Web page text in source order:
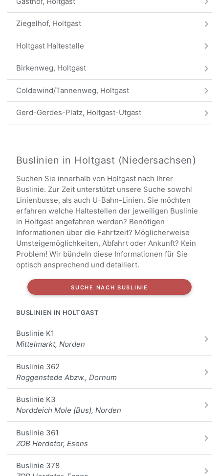
Ziegelhof, Holtgast
Holtgast Haltestelle
Birkenweg, Holtgast
Coldewind/Tannenweg, Holtgast
Gerd-Gerdes-Platz, Holtgast-Utgast
Holtgast Grundschule
Damsum Ort, Holtgast
Damsum Deich, Holtgast
Gründeich Abzw. Siepkwerdum, Holtgast
Holtgast
Utgaster Straße Abzw. Siepkwerdum, Holtgast
Brandshoff, Holtgast
Alle Haltestellen
Buslinien in Holtgast (Niedersachsen)
Suchen Sie innerhalb von Holtgast nach Ihrer
Buslinie. Zur Zeit unterstützt unsere Suche sowohl
Linienbusse, als auch U-Bahn-Linien. Sie möchten
erfahren welche Haltestellen der jeweiligen Buslinie
in Holtgast angefahren werden? Benötigen
Informationen über die Fahrtzeit? Möglicherweise
Umsteigemöglichkeiten, Abfahrt oder Ankunft? Kein
Problem! Wir bündeln diese Informationen für Sie
optisch ansprechend und detailiert.
SUCHE NACH BUSLINIE
BUSLINIEN IN HOLTGAST
Buslinie K1
Mittelmarkt, Norden
Buslinie 362
Roggenstede Abzw., Dornum
Buslinie K3
Norddeich Mole (Bus), Norden
Buslinie 361
ZOB Herdetor, Esens
Buslinie 378